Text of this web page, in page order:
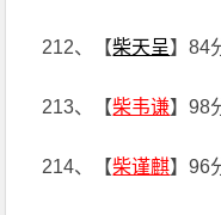
212、【柴天呈】84
213、【柴韦谦】98
214、【柴谨麒】96